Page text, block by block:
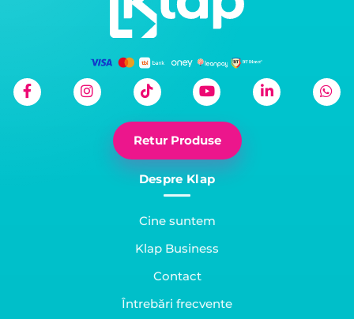
Retur Produse
Despre Klap
Cine suntem
Klap Business
Contact
Întrebări frecvente